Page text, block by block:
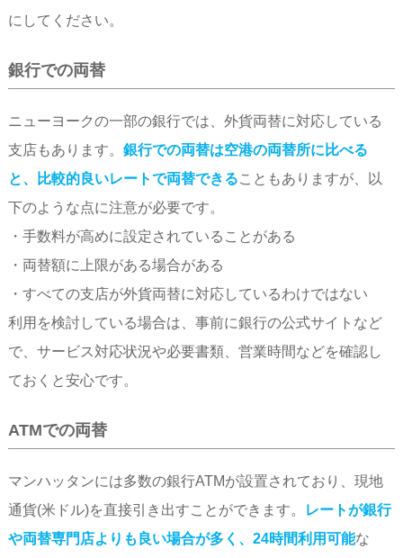
にしてください。
銀行での両替
ニューヨークの一部の銀行では、外貨両替に対応している
支店もあります。 銀行での両替は空港の両替所に比べる
と、比較的良いレートで両替できることもありますが、以
下のような点に注意が必要です。
・手数料が高めに設定されていることがある
・両替額に上限がある場合がある
・すべての支店が外貨両替に対応しているわけではない
利用を検討している場合は、事前に銀行の公式サイトなど
で、サービス対応状況や必要書類、営業時間などを確認し
ておくと安心です。
ATMでの両替
マンハッタンには多数の銀行ATMが設置されており、現地
通貨(米ドル)を直接引き出すことができます。
レートが銀行
や両替専門店よりも良い場合が多く、24時間利用可能な